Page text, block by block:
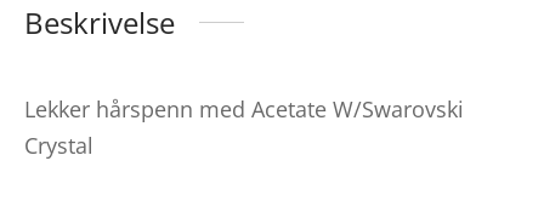
Beskrivelse
Lekker hårspenn med Acetate W/Swarovski
Crystal